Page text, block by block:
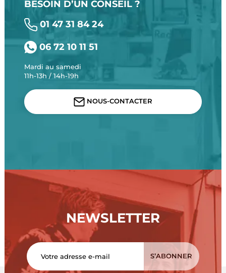
BESOIN D’UN CONSEIL ?
01 47 31 84 24
06 72 10 11 51
Mardi au samedi
11h-13h / 14h-19h
NOUS-CONTACTER
NEWSLETTER